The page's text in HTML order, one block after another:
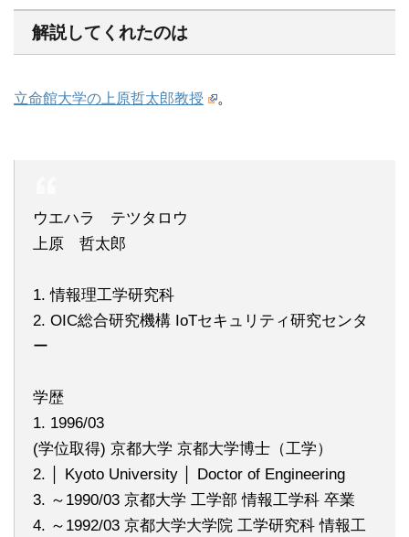
解説してくれたのは
立命館大学の上原哲太郎教授 。
ウエハラ テツタロウ
上原 哲太郎
1. 情報理工学研究科
2. OIC総合研究機構 IoTセキュリティ研究センタ
ー
学歴
1. 1996/03
(学位取得) 京都大学 京都大学博士（工学）
2. │ Kyoto University │ Doctor of Engineering
3. ～1990/03 京都大学 工学部 情報工学科 卒業
4. ～1992/03 京都大学大学院 工学研究科 情報工